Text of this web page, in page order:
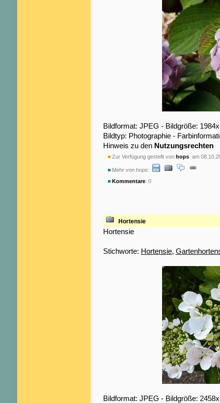
Bildformat: JPEG - Bildgröße:
Bildtyp: Photographie -
Hinweis zu den Nutzungsrechten
Zur Verfügung gestellt von hops am
Mehr von hops:
Kommentare: 0
Hortensie
Hortensie
Stichworte: Hortensie,
Bildformat: JPEG - Bildgröße: